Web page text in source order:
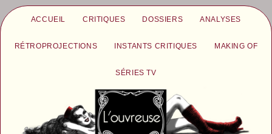
ACCUEIL CRITIQUES DOSSIERS ANALYSES
RÉTROPROJECTIONS INSTANTS CRITIQUES MAKING OF
SÉRIES TV